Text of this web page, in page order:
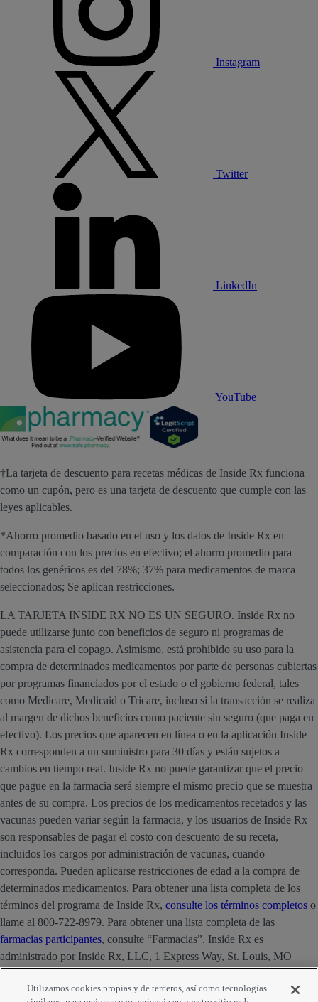
Instagram
Twitter
LinkedIn
YouTube
†La tarjeta de descuento para recetas médicas de Inside Rx funciona
como un cupón, pero es una tarjeta de descuento que cumple con las
leyes aplicables.
*Ahorro promedio basado en el uso y los datos de Inside Rx en
comparación con los precios en efectivo; el ahorro promedio para
todos los genéricos es del 78%; 37% para medicamentos de marca
seleccionados; Se aplican restricciones.
LA TARJETA INSIDE RX NO ES UN SEGURO. Inside Rx no
puede utilizarse junto con beneficios de seguro ni programas de
asistencia para el copago. Asimismo, está prohibido su uso para la
compra de determinados medicamentos por parte de personas cubiertas
por programas financiados por el estado o el gobierno federal, tales
como Medicare, Medicaid o Tricare, incluso si la transacción se realiza
al margen de dichos beneficios como paciente sin seguro (que paga en
efectivo). Los precios que aparecen en línea o en la aplicación Inside
Rx corresponden a un suministro para 30 días y están sujetos a
cambios en tiempo real. Inside Rx no puede garantizar que el precio
que pague en la farmacia será siempre el mismo precio que se muestra
antes de su compra. Los precios de los medicamentos recetados y las
vacunas pueden variar según la farmacia, y los usuarios de Inside Rx
son responsables de pagar el costo con descuento de su receta,
incluidos los cargos por administración de vacunas, cuando
corresponda. Pueden aplicarse restricciones de edad a la compra de
determinados medicamentos. Para obtener una lista completa de los
términos del programa de Inside Rx, consulte los términos completos o
llame al 800-722-8979. Para obtener una lista completa de las
farmacias participantes, consulte “Farmacias”. Inside Rx es
administrado por Inside Rx, LLC, 1 Express Way, St. Louis, MO
Strategic Development, Inc.
Utilizamos cookies propias y de terceros, así como tecnologías